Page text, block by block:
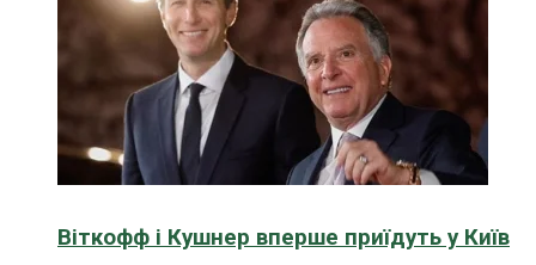
Віткофф і Кушнер вперше приїдуть у Київ